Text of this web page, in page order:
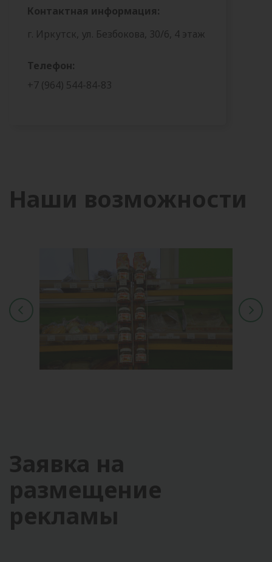
Контактная информация:
г. Иркутск, ул. Безбокова, 30/6, 4 этаж
Телефон:
+7 (964) 544-84-83
Наши возможности
Заявка на
размещение
рекламы